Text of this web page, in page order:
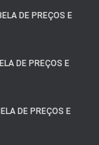
DE PREÇOS E
DE PREÇOS E
DE PREÇOS E